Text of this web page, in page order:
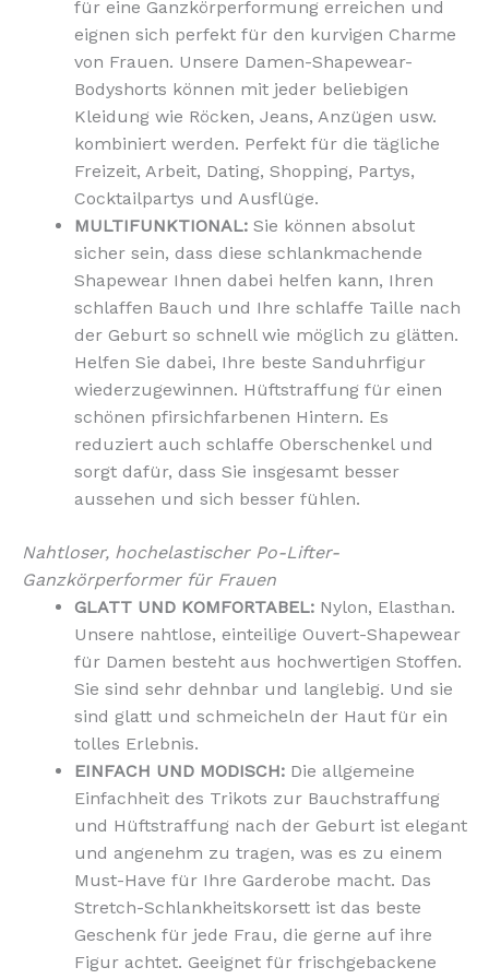
für eine Ganzkörperformung erreichen und
eignen sich perfekt für den kurvigen Charme
von Frauen. Unsere Damen-Shapewear-
Bodyshorts können mit jeder beliebigen
Kleidung wie Röcken, Jeans, Anzügen usw.
kombiniert werden. Perfekt für die tägliche
Freizeit, Arbeit, Dating, Shopping, Partys,
Cocktailpartys und Ausflüge.
MULTIFUNKTIONAL: Sie können absolut
sicher sein, dass diese schlankmachende
Shapewear Ihnen dabei helfen kann, Ihren
schlaffen Bauch und Ihre schlaffe Taille nach
der Geburt so schnell wie möglich zu glätten.
Helfen Sie dabei, Ihre beste Sanduhrfigur
wiederzugewinnen. Hüftstraffung für einen
schönen pfirsichfarbenen Hintern. Es
reduziert auch schlaffe Oberschenkel und
sorgt dafür, dass Sie insgesamt besser
aussehen und sich besser fühlen.
Nahtloser, hochelastischer Po-Lifter-
Ganzkörperformer für Frauen
GLATT UND KOMFORTABEL: Nylon, Elasthan.
Unsere nahtlose, einteilige Ouvert-Shapewear
für Damen besteht aus hochwertigen Stoffen.
Sie sind sehr dehnbar und langlebig. Und sie
sind glatt und schmeicheln der Haut für ein
tolles Erlebnis.
EINFACH UND MODISCH: Die allgemeine
Einfachheit des Trikots zur Bauchstraffung
und Hüftstraffung nach der Geburt ist elegant
und angenehm zu tragen, was es zu einem
Must-Have für Ihre Garderobe macht. Das
Stretch-Schlankheitskorsett ist das beste
Geschenk für jede Frau, die gerne auf ihre
Figur achtet. Geeignet für frischgebackene